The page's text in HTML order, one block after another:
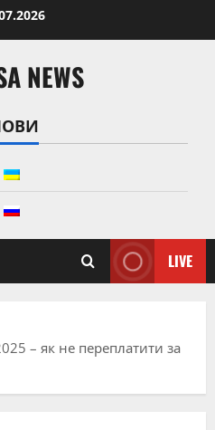
NEWS
LIVE
– як не переплатити за